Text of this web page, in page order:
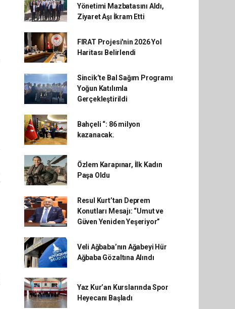
Yönetimi Mazbatasını Aldı,
Ziyaret Aşı İkram Etti
FIRAT Projesi'nin 2026 Yol
Haritası Belirlendi
Sincik’te Bal Sağım Programı
Yoğun Katılımla
Gerçekleştirildi
Bahçeli “: 86 milyon
kazanacak.
Özlem Karapınar, İlk Kadın
Paşa Oldu
Resul Kurt’tan Deprem
Konutları Mesajı: “Umut ve
Güven Yeniden Yeşeriyor”
Veli Ağbaba’nın Ağabeyi Hür
Ağbaba Gözaltına Alındı
Yaz Kur’an Kurslarında Spor
Heyecanı Başladı